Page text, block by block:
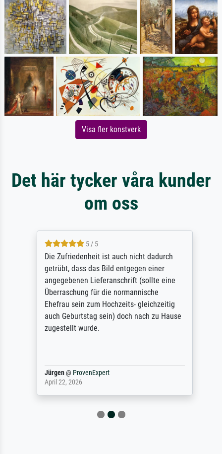
Visa fler konstverk
Det här tycker våra kunder
om oss
5 / 5
Die Zufriedenheit ist auch nicht dadurch
getrübt, dass das Bild entgegen einer
angegebenen Lieferanschrift (sollte eine
Überraschung für die normannische
Ehefrau sein zum Hochzeits- gleichzeitig
auch Geburtstag sein) doch nach zu Hause
zugestellt wurde.
Jürgen@ProvenExpert
April 22, 2026